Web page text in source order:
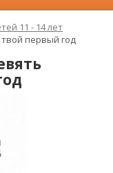
11 - 14 лет
первый год